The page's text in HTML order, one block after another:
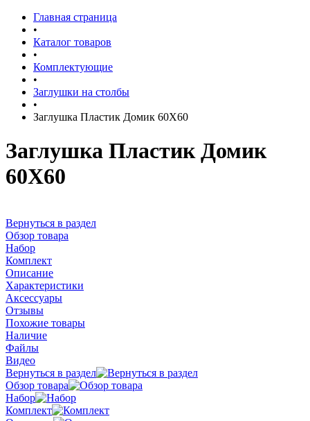
Главная страница
•
Каталог товаров
•
Комплектующие
•
Заглушки на столбы
•
Заглушка Пластик Домик 60X60
Заглушка Пластик Домик
60X60
Вернуться в раздел
Обзор товара
Набор
Комплект
Описание
Характеристики
Аксессуары
Отзывы
Похожие товары
Наличие
Файлы
Видео
Вернуться в раздел
Обзор товара
Набор
Комплект